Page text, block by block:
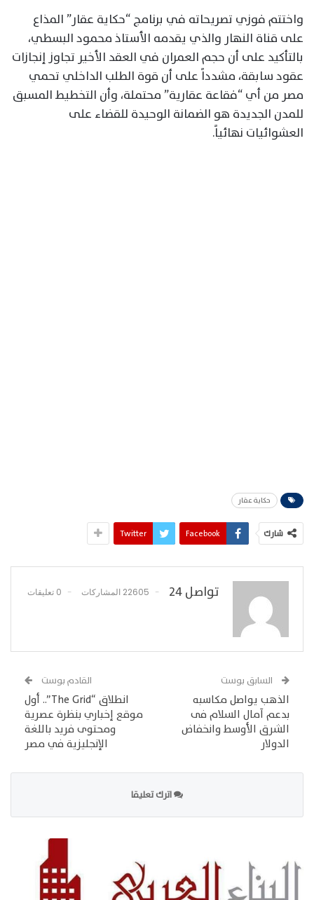
واختتم فوزي تصريحاته في برنامج “حكاية عقار” المذاع
على قناة النهار والذي يقدمه الأستاذ محمود البسطي،
بالتأكيد على أن حجم العمران في العقد الأخير تجاوز إنجازات
عقود سابقة، مشدداً على أن قوة الطلب الداخلي تحمي
مصر من أي “فقاعة عقارية” محتملة، وأن التخطيط المسبق
للمدن الجديدة هو الضمانة الوحيدة للقضاء على
العشوائيات نهائياً.
حكاية عقار
شارك Facebook
Twitter
تواصل 24 22605 المشاركات 0 تعليقات
السابق بوست
الذهب يواصل مكاسبه
بدعم آمال السلام فى
الشرق الأوسط وانخفاض
الدولار
القادم بوست
انطلاق “The Grid”.. أول
موقع إخباري بنظرة عصرية
ومحتوى فريد باللغة
الإنجليزية في مصر
اترك تعليقا